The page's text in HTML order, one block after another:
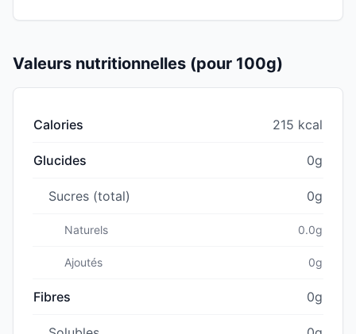
Valeurs nutritionnelles (pour 100g)
Calories 215 kcal
Glucides 0g
Sucres (total) 0g
Naturels 0.0g
Ajoutés 0g
Fibres 0g